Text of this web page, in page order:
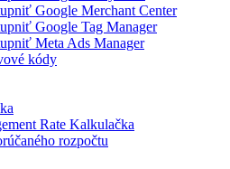
Google Merchant Center​
Google Tag Manager​
Meta Ads Manager​
kódy
Rate Kalkulačka
rozpočtu